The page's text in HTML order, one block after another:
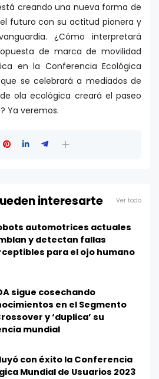
creando una nueva forma de
futuro con su actitud pionera y
¿Cómo interpretará
de marca de movilidad
en la Conferencia Ecológica
se celebrará a mediados de
ola ecológica creará el paseo
Ya veremos.
interesarte Ver todo
automotrices actuales
y detectan fallas
para el ojo humano
sigue cosechando
en el Segmento
y ‘duplica’ su
mundial
con éxito la Conferencia
Mundial de Usuarios 2023